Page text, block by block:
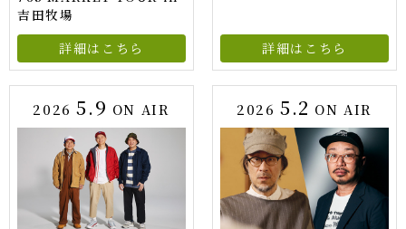
吉田牧場
詳細はこちら
詳細はこちら
20265.9 ON AIR 2026 5.2 ON AIR